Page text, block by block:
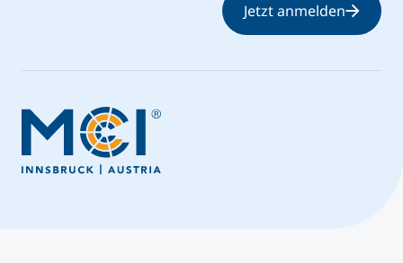
Jetzt anmelden